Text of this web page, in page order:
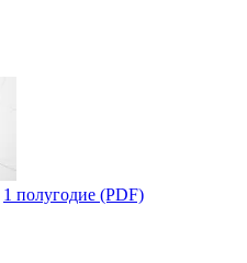
1 полугодие (PDF)